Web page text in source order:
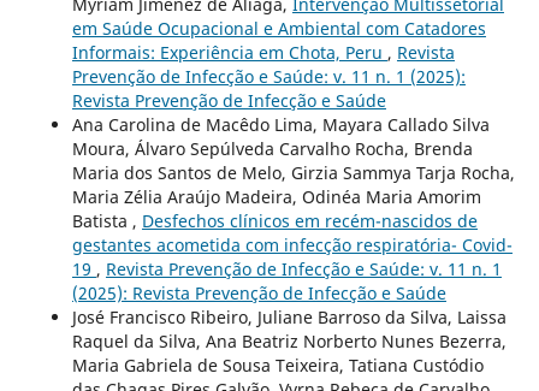
Myriam Jimenez de Aliaga, Intervenção Multissetorial
em Saúde Ocupacional e Ambiental com Catadores
Informais: Experiência em Chota, Peru , Revista
Prevenção de Infecção e Saúde: v. 11 n. 1 (2025):
Revista Prevenção de Infecção e Saúde
Ana Carolina de Macêdo Lima, Mayara Callado Silva
Moura, Álvaro Sepúlveda Carvalho Rocha, Brenda
Maria dos Santos de Melo, Girzia Sammya Tarja Rocha,
Maria Zélia Araújo Madeira, Odinéa Maria Amorim
Batista , Desfechos clínicos em recém-nascidos de
gestantes acometida com infecção respiratória- Covid-
19 , Revista Prevenção de Infecção e Saúde: v. 11 n. 1
(2025): Revista Prevenção de Infecção e Saúde
José Francisco Ribeiro, Juliane Barroso da Silva, Laissa
Raquel da Silva, Ana Beatriz Norberto Nunes Bezerra,
Maria Gabriela de Sousa Teixeira, Tatiana Custódio